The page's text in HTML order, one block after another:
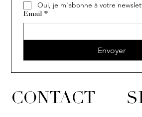
Oui, je m'abonne à votre
Email *
Envoyer
CONTACT